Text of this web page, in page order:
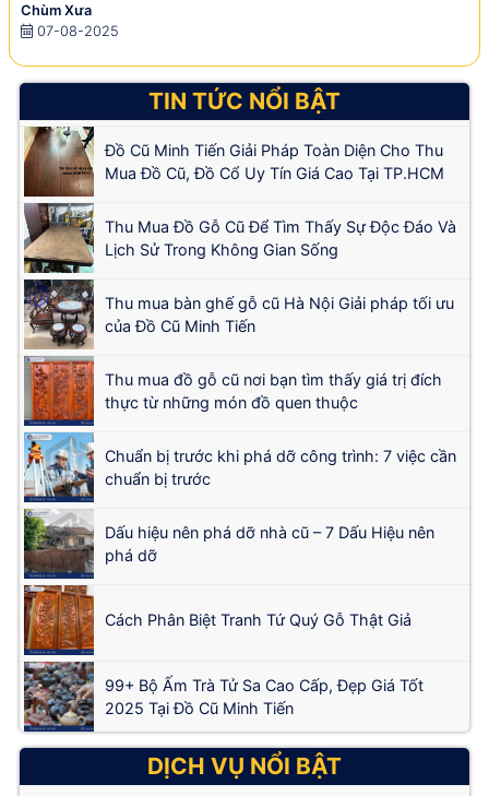
Chùm Xưa
07-08-2025
TIN TỨC NỔI BẬT
Đồ Cũ Minh Tiến Giải Pháp Toàn Diện Cho Thu
Mua Đồ Cũ, Đồ Cổ Uy Tín Giá Cao Tại TP.HCM
Thu Mua Đồ Gỗ Cũ Để Tìm Thấy Sự Độc Đáo Và
Lịch Sử Trong Không Gian Sống
Thu mua bàn ghế gỗ cũ Hà Nội Giải pháp tối ưu
của Đồ Cũ Minh Tiến
Thu mua đồ gỗ cũ nơi bạn tìm thấy giá trị đích
thực từ những món đồ quen thuộc
Chuẩn bị trước khi phá dỡ công trình: 7 việc cần
chuẩn bị trước
Dấu hiệu nên phá dỡ nhà cũ – 7 Dấu Hiệu nên
phá dỡ
Cách Phân Biệt Tranh Tứ Quý Gỗ Thật Giả
99+ Bộ Ấm Trà Tử Sa Cao Cấp, Đẹp Giá Tốt
2025 Tại Đồ Cũ Minh Tiến
DỊCH VỤ NỔI BẬT